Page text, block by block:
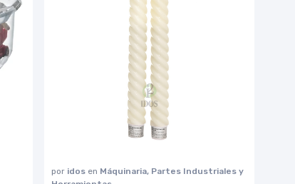
por idos en Máquinaria, Partes Industriales y